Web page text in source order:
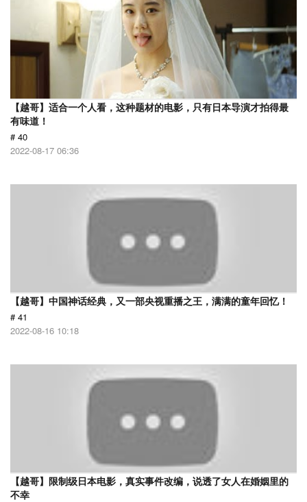
【越哥】适合一个人看，这种题材的电影，只有日本导演才拍得最
有味道！
# 40
2022-08-17 06:36
【越哥】中国神话经典，又一部央视重播之王，满满的童年回忆！
# 41
2022-08-16 10:18
【越哥】限制级日本电影，真实事件改编，说透了女人在婚姻里的
不幸